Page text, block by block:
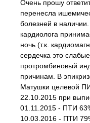
Очень прошу
перенесла
болезней в
кардиолога
ночь (т.к.
сердечка это
протромбиновый
причинам. В
Матушки целевой
22.10.2015 при
01.11.2015 - ПТИ
10.03.2016 - ПТИ